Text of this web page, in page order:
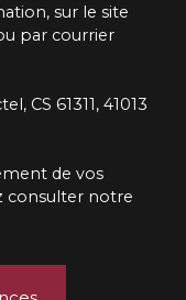
sur le site
par courrier
CS 61311, 41013
de vos
consulter notre